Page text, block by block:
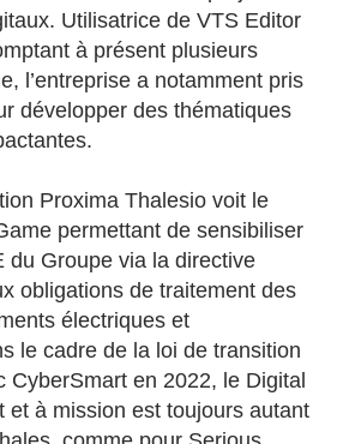
Utilisatrice de VTS Editor
à présent plusieurs
l’entreprise a notamment pris
développer des thématiques
Proxima Thalesio voit le
permettant de sensibiliser
du Groupe via la directive
obligations de traitement des
électriques et
le cadre de la loi de transition
CyberSmart en 2022, le Digital
et à mission est toujours autant